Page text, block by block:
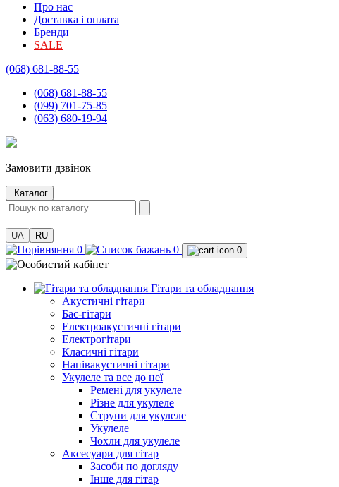
Про нас
Доставка і оплата
Бренди
SALE
(068) 681-88-55
(068) 681-88-55
(099) 701-75-85
(063) 680-19-94
Замовити дзвінок
Каталог
UA RU
0 0 0
Гітари та обладнання
Акустичні гітари
Бас-гітари
Електроакустичні гітари
Електрогітари
Класичні гітари
Напівакустичні гітари
Укулеле та все до неї
Ремені для укулеле
Різне для укулеле
Струни для укулеле
Укулеле
Чохли для укулеле
Аксесуари для гітар
Засоби по догляду
Інше для гітар